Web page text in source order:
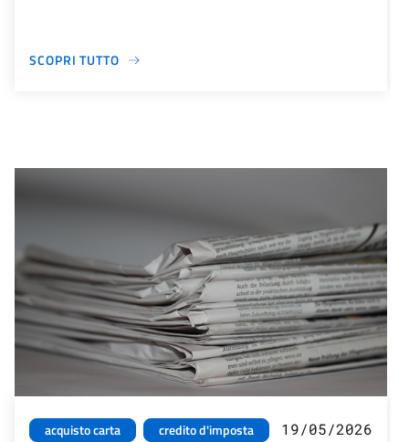
SCOPRI TUTTO
acquisto carta credito d'imposta 19/05/2026